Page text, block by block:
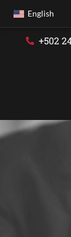
English
+502